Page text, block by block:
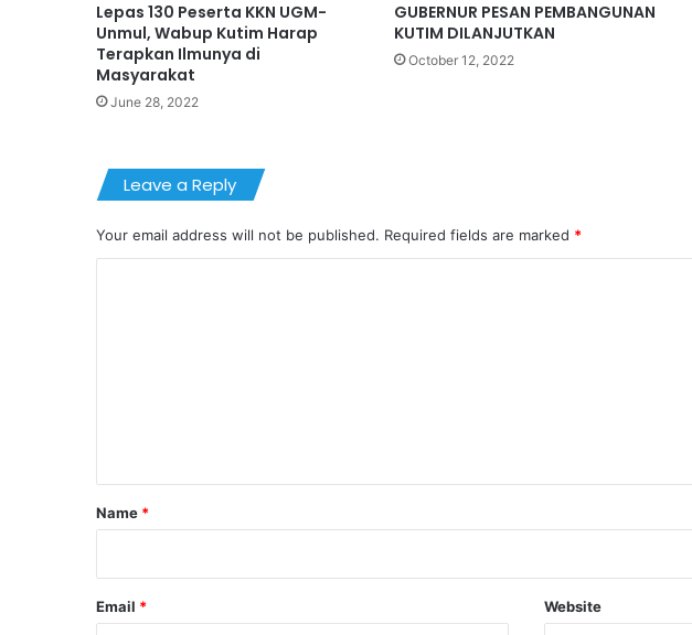
Lepas 130 Peserta KKN UGM-
Unmul, Wabup Kutim Harap
Terapkan Ilmunya di
Masyarakat
June 28, 2022
GUBERNUR PESAN PEMBANGUNAN
KUTIM DILANJUTKAN
October 12, 2022
Leave a Reply
Your email address will not be published. Required fields are marked *
*
Name *
Email * Website